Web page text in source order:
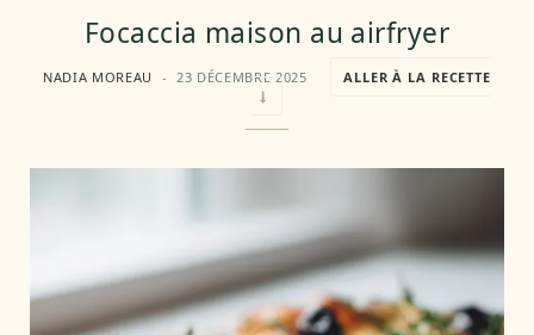
Focaccia maison au airfryer
NADIA MOREAU 23 DÉCEMBRE 2025 ALLER À LA RECETTE